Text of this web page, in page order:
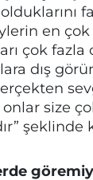
en
çok
dış
onlar size
şeklinde